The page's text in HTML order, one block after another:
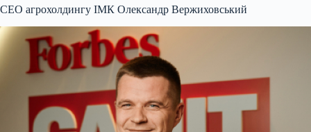
СЕО агрохолдингу ІМК Олександр Вержиховський